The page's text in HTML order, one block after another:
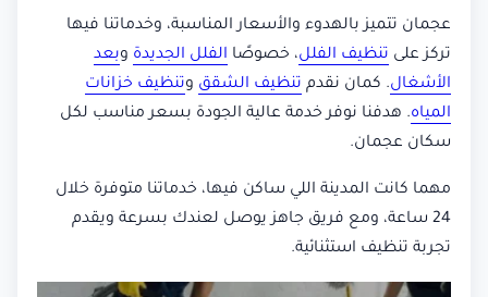
عجمان تتميز بالهدوء والأسعار المناسبة، وخدماتنا فيها
تركز على تنظيف الفلل، خصوصًا الفلل الجديدة وبعد
الأشغال. كمان نقدم تنظيف الشقق وتنظيف خزانات
المياه. هدفنا نوفر خدمة عالية الجودة بسعر مناسب لكل
سكان عجمان.
مهما كانت المدينة اللي ساكن فيها، خدماتنا متوفرة خلال
24 ساعة، ومع فريق جاهز يوصل لعندك بسرعة ويقدم
تجربة تنظيف استثنائية.